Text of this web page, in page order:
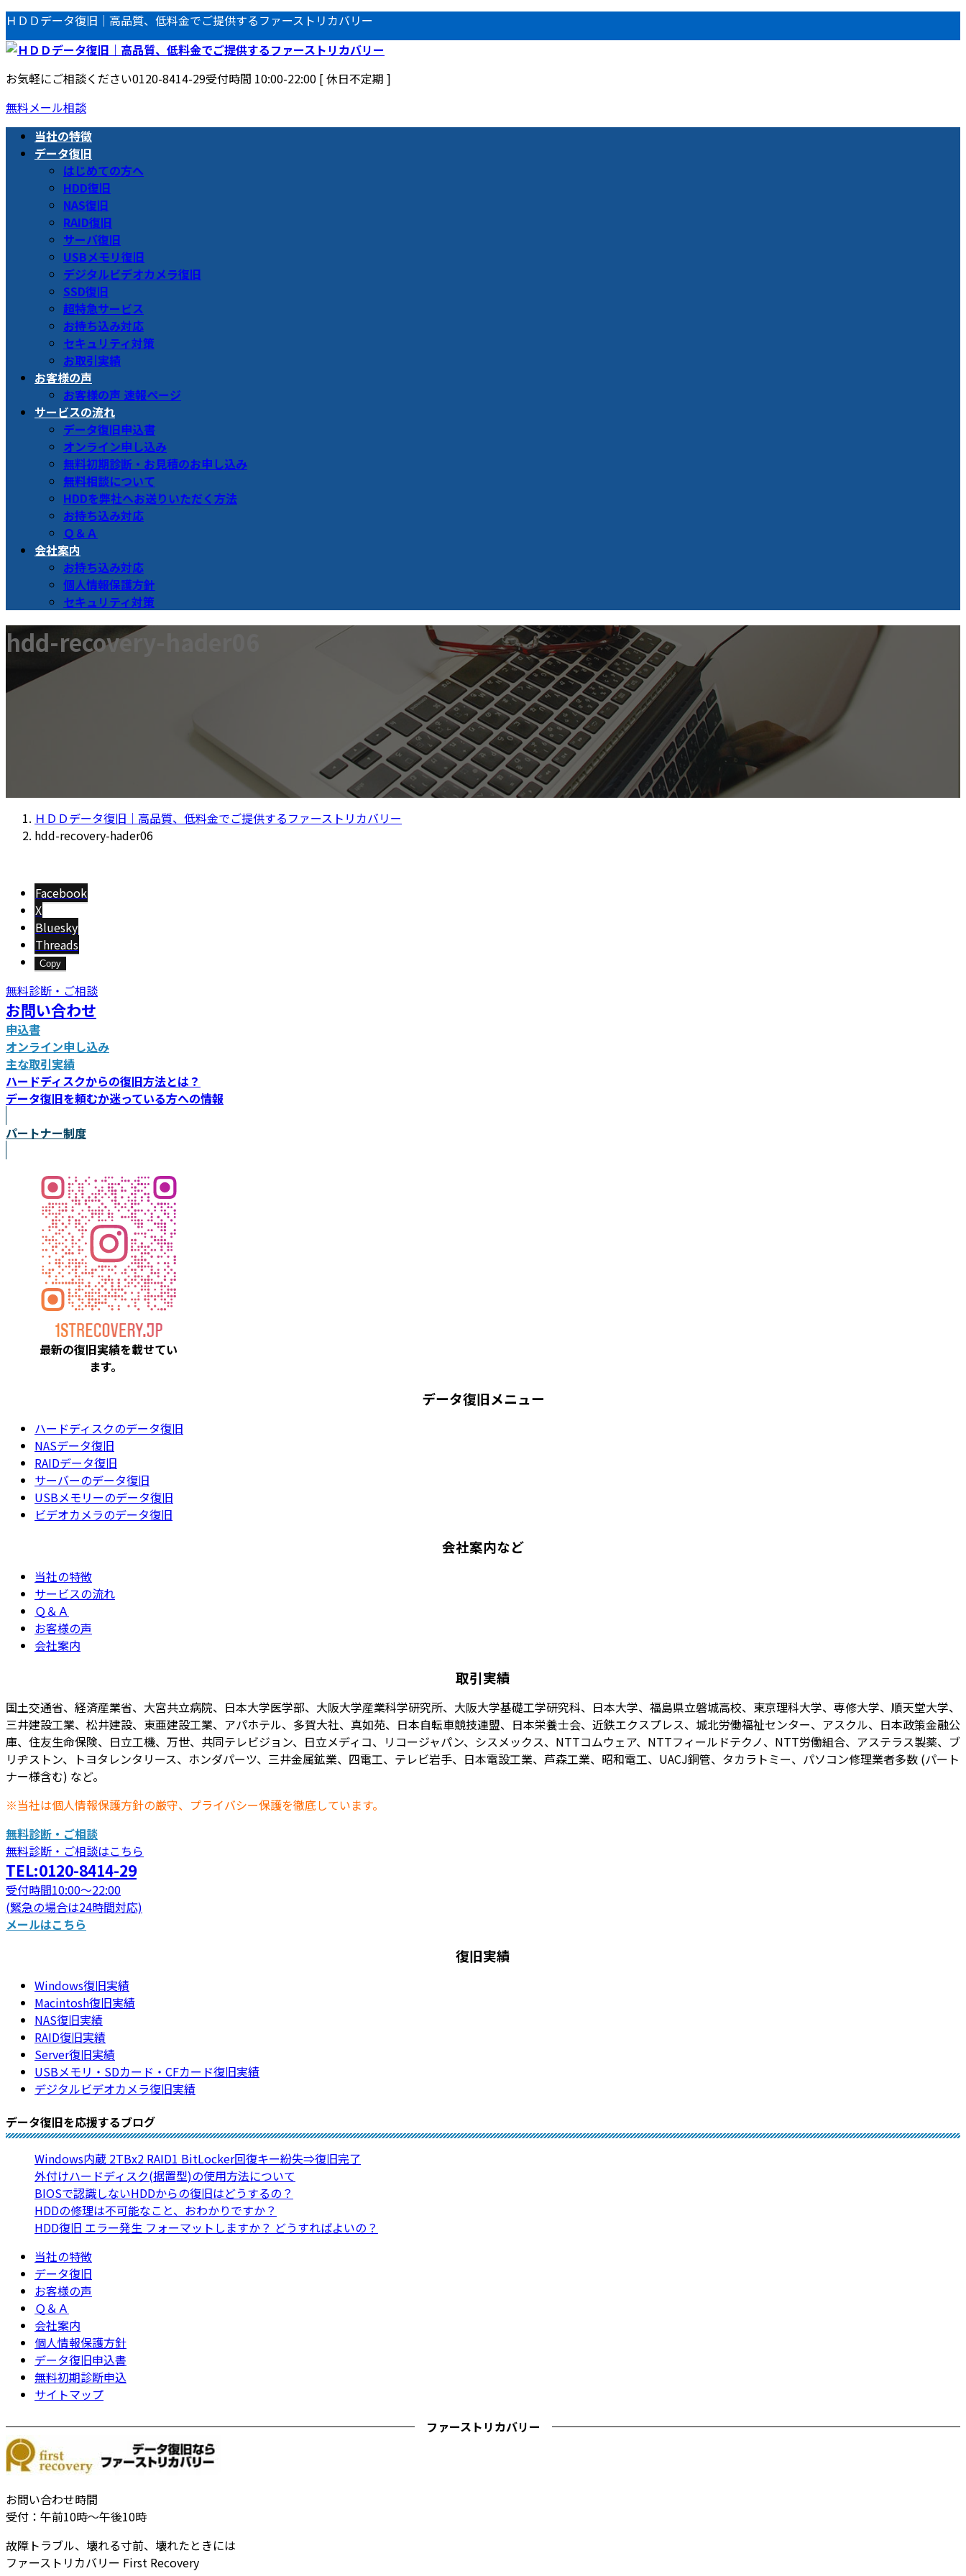
コ
ン
テ
ン
ツ
へ
ス
ナ
ビ
ゲ
ー
シ
ョ
ン
ＨＤＤデータ復旧｜高品質、低料金でご提供するファーストリカバリー
お気軽にご相談ください0120-8414-29受付時間 10:00-22:00 [ 休日不定期 ]
無料メール相談
当社の特徴
データ復旧
はじめての方へ
HDD復旧
NAS復旧
RAID復旧
サーバ復旧
USBメモリ復旧
デジタルビデオカメラ復旧
SSD復旧
超特急サービス
お持ち込み対応
セキュリティ対策
お取引実績
お客様の声
お客様の声 速報ページ
サービスの流れ
データ復旧申込書
オンライン申し込み
無料初期診断・お見積のお申し込み
無料相談について
HDDを弊社へお送りいただく方法
お持ち込み対応
Ｑ＆Ａ
会社案内
お持ち込み対応
個人情報保護方針
セキュリティ対策
hdd-recovery-hader06
ＨＤＤデータ復旧｜高品質、低料金でご提供するファーストリカバリー
hdd-recovery-hader06
Facebook
X
Bluesky
Threads
Copy
無料診断・ご相談
お問い合わせ
申込書
オンライン申し込み
主な取引実績
ハードディスクからの復旧方法とは？
データ復旧を頼むか迷っている方への情報
パートナー制度
最新の復旧実績を載せてい
ます。
データ復旧メニュー
ハードディスクのデータ復旧
NASデータ復旧
RAIDデータ復旧
サーバーのデータ復旧
USBメモリーのデータ復旧
ビデオカメラのデータ復旧
会社案内など
当社の特徴
サービスの流れ
Ｑ＆Ａ
お客様の声
会社案内
取引実績
国土交通省、経済産業省、大宮共立病院、日本大学医学部、大阪大学産業科学研究所、大阪大学基礎工学研究科、日本大学、福島県立磐城高校、東京理科大学、専修大学、順天堂大学、
三井建設工業、松井建設、東亜建設工業、アパホテル、多賀大社、真如苑、日本自転車競技連盟、日本栄養士会、近鉄エクスプレス、城北労働福祉センター、アスクル、日本政策金融公
庫、住友生命保険、日立工機、万世、共同テレビジョン、日立メディコ、リコージャパン、シスメックス、NTTコムウェア、NTTフィールドテクノ、NTT労働組合、アステラス製薬、ブ
リヂストン、トヨタレンタリース、ホンダパーツ、三井金属鉱業、四電工、テレビ岩手、日本電設工業、芦森工業、昭和電工、UACJ銅管、タカラトミー、パソコン修理業者多数 (パート
ナー様含む) など。
※当社は個人情報保護方針の厳守、プライバシー保護を徹底しています。
無料診断・ご相談
無料診断・ご相談はこちら
TEL:0120-8414-29
受付時間10:00～22:00
(緊急の場合は24時間対応)
メールはこちら
復旧実績
Windows復旧実績
Macintosh復旧実績
NAS復旧実績
RAID復旧実績
Server復旧実績
USBメモリ・SDカード・CFカード復旧実績
デジタルビデオカメラ復旧実績
データ復旧を応援するブログ
Windows内蔵 2TBx2 RAID1 BitLocker回復キー紛失⇒復旧完了
外付けハードディスク(据置型)の使用方法について
BIOSで認識しないHDDからの復旧はどうするの？
HDDの修理は不可能なこと、おわかりですか？
HDD復旧 エラー発生 フォーマットしますか？ どうすればよいの？
当社の特徴
データ復旧
お客様の声
Ｑ＆Ａ
会社案内
個人情報保護方針
データ復旧申込書
無料初期診断申込
サイトマップ
ファーストリカバリー
お問い合わせ時間
受付：午前10時～午後10時
故障トラブル、壊れる寸前、壊れたときには
ファーストリカバリー First Recovery